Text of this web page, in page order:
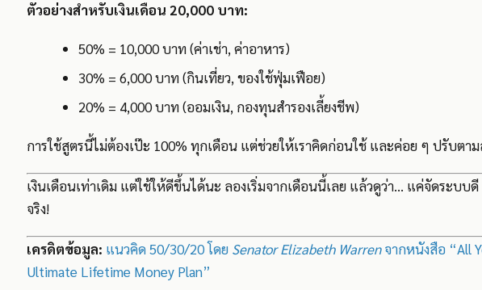
ตัวอย่างสำหรับเงินเดือน 20,000 บาท:
50% = 10,000 บาท (ค่าเช่า, ค่าอาหาร)
30% = 6,000 บาท (กินเที่ยว, ของใช้ฟุ่มเฟือย)
20% = 4,000 บาท (ออมเงิน, กองทุนสำรองเลี้ยงชีพ)
การใช้สูตรนี้ไม่ต้องเป๊ะ 100% ทุกเดือน แต่ช่วยให้เราคิดก่อนใช้ และค่อย ๆ ปรับตา
เงินเดือนเท่าเดิม แต่ใช้ให้ดีขึ้นได้นะ ลองเริ่มจากเดือนนี้เลย แล้วดูว่า… แค่จัดระบบ
จริง!
เครดิตข้อมูล: แนวคิด 50/30/20 โดย Senator Elizabeth Warrenจากหนังสือ “All
Ultimate Lifetime Money Plan”